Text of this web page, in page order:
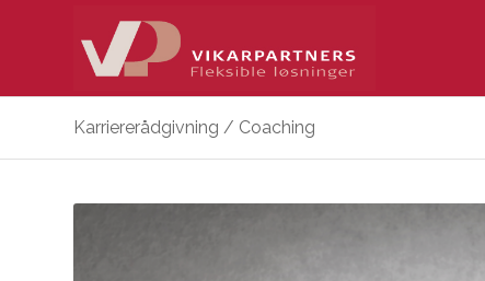
Karriererådgivning / Coaching